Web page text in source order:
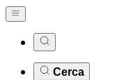
Cerca